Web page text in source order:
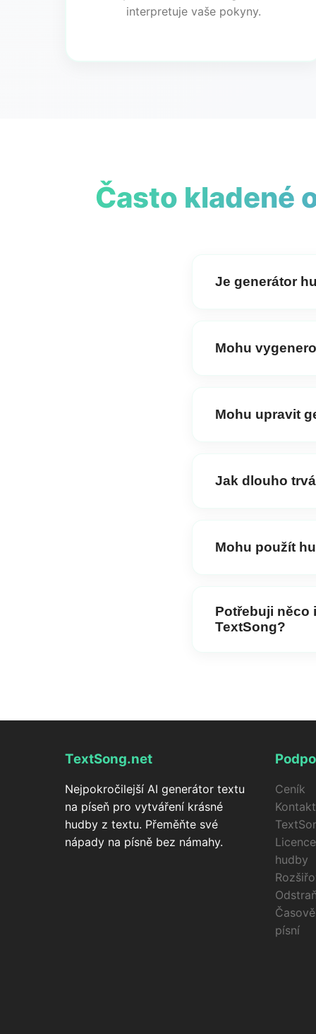
interpretuje vaše pokyny.
Často kladené
Je generátor
Mohu
Mohu upravit
Jak dlouho
Mohu použít
Potřebuji něco
TextSong?
TextSong.net
Nejpokročilejší AI generátor textu
na píseň pro vytváření krásné
hudby z textu. Přeměňte své
nápady na písně bez námahy.
Ceník
hudby
písní